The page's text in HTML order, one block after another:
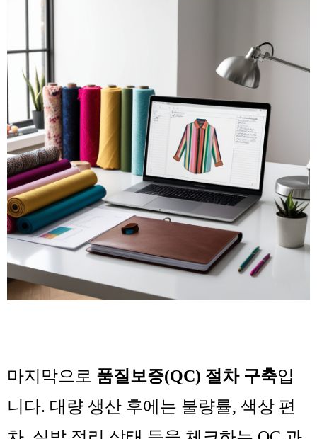
마지막으로 품질보증(QC) 절차 구축입
니다. 대량 생산 후에는 불량률, 색상 편